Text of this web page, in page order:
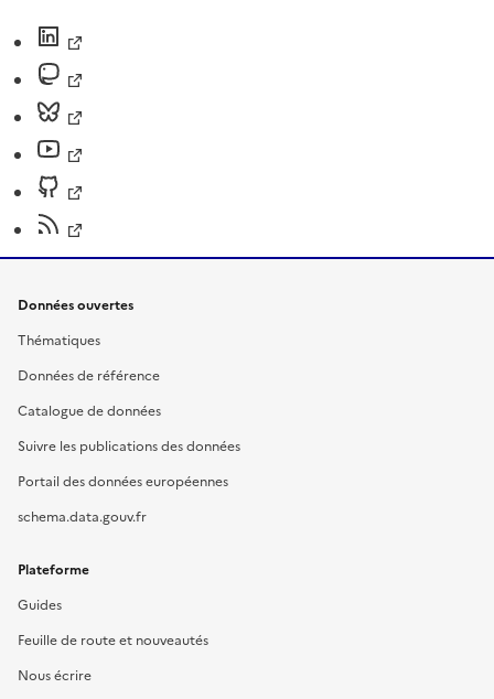
Données ouvertes
Thématiques
Données de référence
Catalogue de données
Suivre les publications des données
Portail des données européennes
schema.data.gouv.fr
Plateforme
Guides
Feuille de route et nouveautés
Nous écrire